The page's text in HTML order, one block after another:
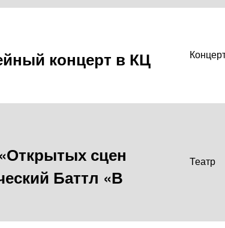
концерт в КЦ
сцен
Баттл «В
Театр